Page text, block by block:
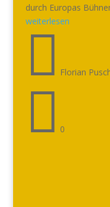
durch Europas
weiterlesen
 Florian
 0